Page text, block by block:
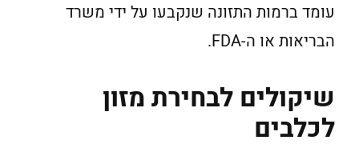
עומד ברמות התזונה שנקבעו על ידי משרד
הבריאות או ה-FDA.
שיקולים לבחירת מזון
לכלבים